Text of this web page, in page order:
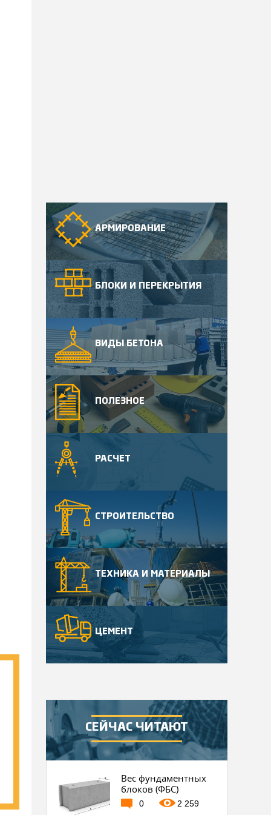
АРМИРОВАНИЕ
БЛОКИ И ПЕРЕКРЫТИЯ
ВИДЫ БЕТОНА
ПОЛЕЗНОЕ
РАСЧЕТ
СТРОИТЕЛЬСТВО
ТЕХНИКА И МАТЕРИАЛЫ
ЦЕМЕНТ
СЕЙЧАС ЧИТАЮТ
Вес фундаментных
блоков (ФБС)
0 2 259